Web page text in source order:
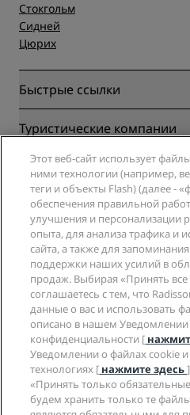
Стокгольм
Сидней
Цюрих
Быстрые ссылки
Radisson Rewards
Blog
Направления
Новые и будущие отели
Приложение Radisson Hotels
Отели со статусом Sports
Отели для семейного отдыха
Охрана здоровья и
Туристические компании
Партнеры
Турагенты
Компания
Radisson Hotel Group
СМИ
Вакансии в RHG
Вакансии в PPHE
Вакансии в EHL
The Club by RHG
Возможности развития
Социально ответственный
Закупки
Юридическая информация
Центр конфиденциальности
Правовая оговорка
Условия и положения
Соглашение о пользовании
Цифровая доступность
Заявление о современном
Помощь
Уведомления для клиентов
Контактная информация
Часто задаваемые вопросы
Карта сайта
Социальные сети
Бренды Radisson Hotels
Этот веб-сайт использует
ними технологии (например,
теги и объекты Flash) (далее -
обеспечения правильной
улучшения и персонализации
опыта, для анализа трафика и
сайта, а также для
поддержки наших усилий в
продаж. Выбирая «Принять
соглашаетесь с тем, что
данные о вас и использовать
описано в нашем Уведомлении
конфиденциальности [
Уведомлении о файлах cookie
технологиях [ нажмите здесь
«Принять только
будем хранить только те